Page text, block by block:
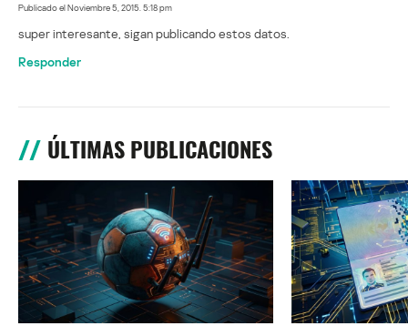
Publicado elNoviembre 5, 2015. 5:18 pm
super interesante, sigan publicando estos datos.
Responder
ÚLTIMAS PUBLICACIONES